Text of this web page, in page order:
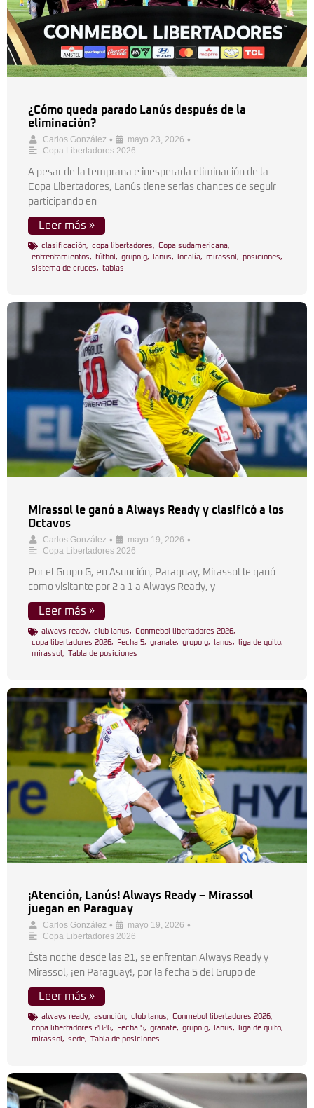
¿Cómo queda parado Lanús después de la
eliminación?
Carlos González • mayo 23, 2026 •
Copa Libertadores 2026
A pesar de la temprana e inesperada eliminación de la
Copa Libertadores, Lanús tiene serias chances de seguir
participando en
Leer más »
clasificación, copa libertadores, Copa sudamericana,
enfrentamientos, fútbol , grupo g, lanus, localía, mirassol , posiciones,
sistema de cruces, tablas
Mirassol le ganó a Always Ready y clasificó a los
Octavos
Carlos González • mayo 19, 2026 •
Copa Libertadores 2026
Por el Grupo G, en Asunción, Paraguay, Mirassol le ganó
como visitante por 2 a 1 a Always Ready, y
Leer más »
always ready, club lanus, Conmebol libertadores 2026,
copa libertadores 2026, Fecha 5, granate, grupo g, lanus, liga de quito,
mirassol , Tabla de posiciones
¡Atención, Lanús! Always Ready – Mirassol
juegan en Paraguay
Carlos González • mayo 19, 2026 •
Copa Libertadores 2026
Ésta noche desde las 21, se enfrentan Always Ready y
Mirassol, ¡en Paraguay!, por la fecha 5 del Grupo de
Leer más »
always ready, asunción, club lanus, Conmebol libertadores 2026,
copa libertadores 2026, Fecha 5, granate, grupo g, lanus, liga de quito,
mirassol , sede, Tabla de posiciones